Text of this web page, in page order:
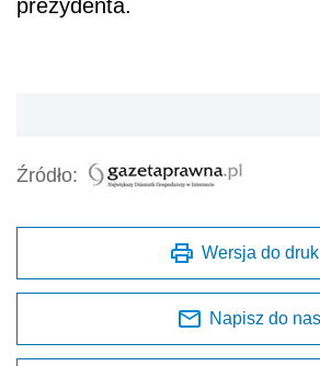
prezydenta.
Źródło:
Wersja do
Napisz do nas